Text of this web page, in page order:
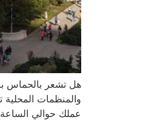
عملك حوالي الساعة 1:00 ظهراً […]